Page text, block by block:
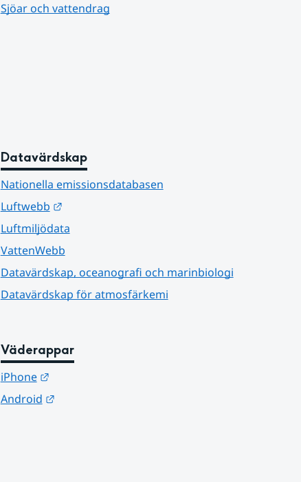
Sjöar och vattendrag
Datavärdskap
Nationella emissionsdatabasen
Luftwebb
Länk till annan webbplats.
Luftmiljödata
VattenWebb
Datavärdskap, oceanografi och marinbiologi
Datavärdskap för atmosfärkemi
Väderappar
iPhone
Länk till annan webbplats.
Android
Länk till annan webbplats.